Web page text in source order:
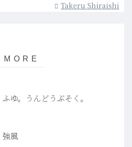
Takeru Shiraishi
ふゆ。うんどうぶそく。
強風